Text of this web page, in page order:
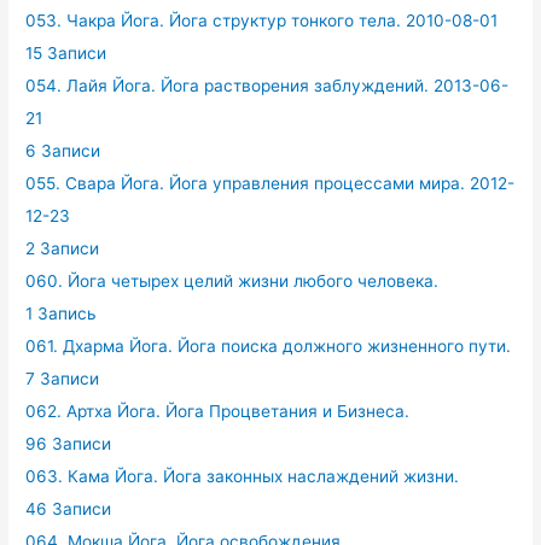
053. Чакра Йога. Йога структур тонкого тела. 2010-08-01
15 Записи
054. Лайя Йога. Йога растворения заблуждений. 2013-06-
21
6 Записи
055. Свара Йога. Йога управления процессами мира. 2012-
12-23
2 Записи
060. Йога четырех целий жизни любого человека.
1 Запись
061. Дхарма Йога. Йога поиска должного жизненного пути.
7 Записи
062. Артха Йога. Йога Процветания и Бизнеса.
96 Записи
063. Кама Йога. Йога законных наслаждений жизни.
46 Записи